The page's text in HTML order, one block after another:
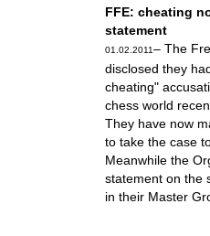
FFE: cheating
statement
01.02.2011– The
disclosed they
cheating"
chess world
They have now
to take the case
Meanwhile the
statement on the
in their Master